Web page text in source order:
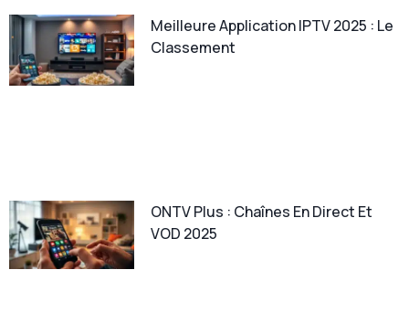
Meilleure Application IPTV 2025 : Le
Classement
ONTV Plus : Chaînes En Direct Et
VOD 2025